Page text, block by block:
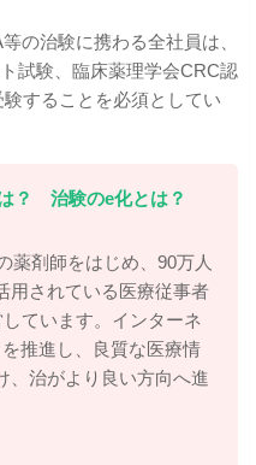
の治験に携わる全社員は、
試験、臨床薬理学会CRC認
することを必須としてい
？ 治験のe化とは？
薬剤師をはじめ、90万人
用されている医療従事者
ています。インターネ
推進し、良質な医療情
、治がより良い方向へ進